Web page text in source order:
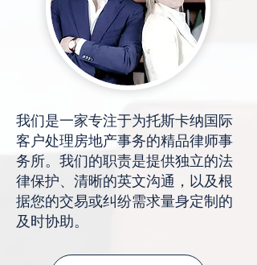
我们是一家专注于为托斯卡纳国际
客户处理房地产事务的精品律师事
务所。我们的职责是提供独立的法
律保护、清晰的英文沟通，以及根
据您的交易或纠纷需求量身定制的
及时协助。